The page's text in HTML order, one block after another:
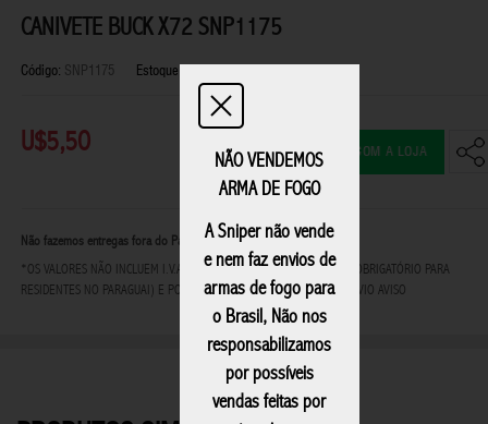
NÃO VENDEMOS
ARMA DE FOGO
A Sniper não vende
e nem faz envios de
armas de fogo para
o Brasil, Não nos
responsabilizamos
por possíveis
vendas feitas por
CANIVETE BUCK X72 SNP1175
Código: SNP1175 Estoque:Disponível
U$5,50 FALAR COM A LOJA
Não fazemos entregas fora do Paraguai
*OS VALORES NÃO INCLUEM I.V.A - IMPOSTO AO VALOR AGREGADO (OBRIGATÓRIO PARA
RESIDENTES NO PARAGUAI) E PODEM SOFRER ALTERAÇÕES SEM PRÉVIO AVISO